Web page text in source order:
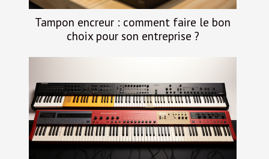
Tampon encreur : comment faire le bon
choix pour son entreprise ?